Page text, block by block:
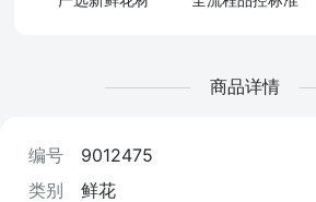
商品详情
编号
9012475
类别
鲜花